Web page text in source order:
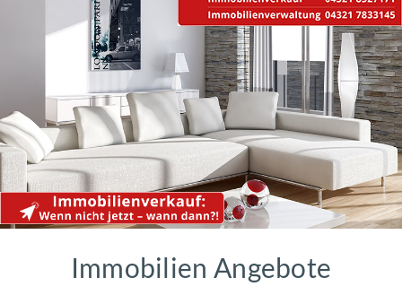
Immobilien Angebote